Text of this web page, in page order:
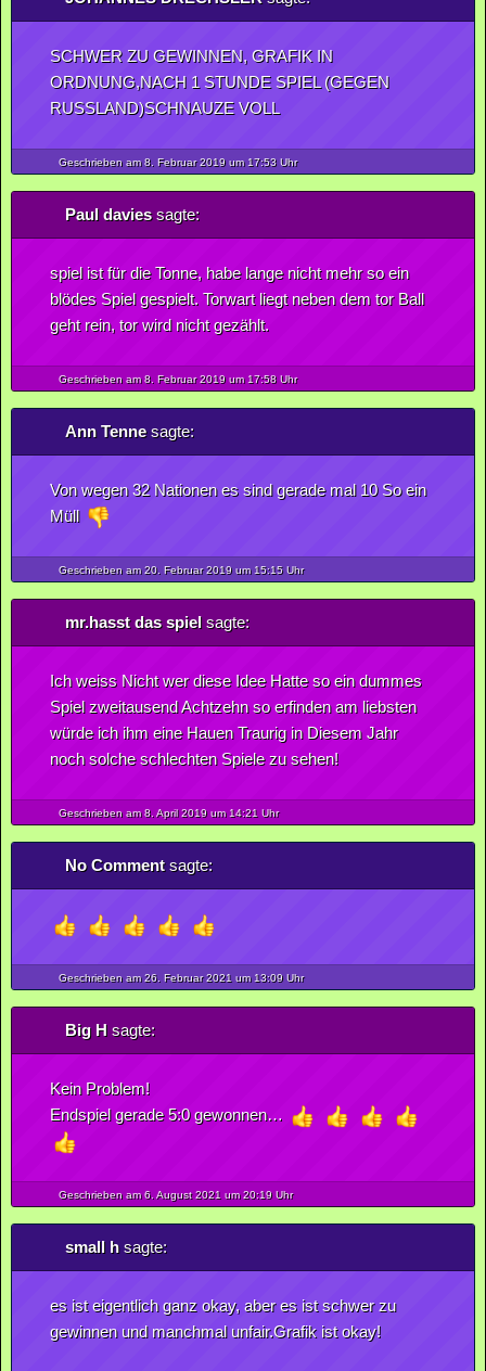
SCHWER ZU GEWINNEN, GRAFIK IN
ORDNUNG,NACH 1 STUNDE SPIEL (GEGEN
RUSSLAND)SCHNAUZE VOLL
Geschrieben am 8. Februar2019um 17:53 Uhr
Paul daviessagte:
spiel ist für die Tonne, habe lange nicht mehr so ein
blödes Spiel gespielt. Torwart liegt neben dem tor Ball
geht rein, tor wird nicht gezählt.
Geschrieben am 8. Februar2019um 17:58 Uhr
Ann Tennesagte:
Von wegen 32 Nationen es sind gerade mal 10 So ein
Müll
Geschrieben am 20. Februar2019um 15:15 Uhr
mr.hasst das spielsagte:
Ich weiss Nicht wer diese Idee Hatte so ein dummes
Spiel zweitausend Achtzehn so erfinden am liebsten
würde ich ihm eine Hauen Traurig in Diesem Jahr
noch solche schlechten Spiele zu sehen!
Geschrieben am 8. April2019um 14:21 Uhr
No Commentsagte:
Geschrieben am 26. Februar2021 um 13:09 Uhr
Big Hsagte:
Kein Problem!
Endspiel gerade 5:0 gewonnen…
Geschrieben am 6. August2021 um 20:19 Uhr
small hsagte:
es ist eigentlich ganz okay, aber es ist schwer zu
gewinnen und manchmal unfair.Grafik ist okay!